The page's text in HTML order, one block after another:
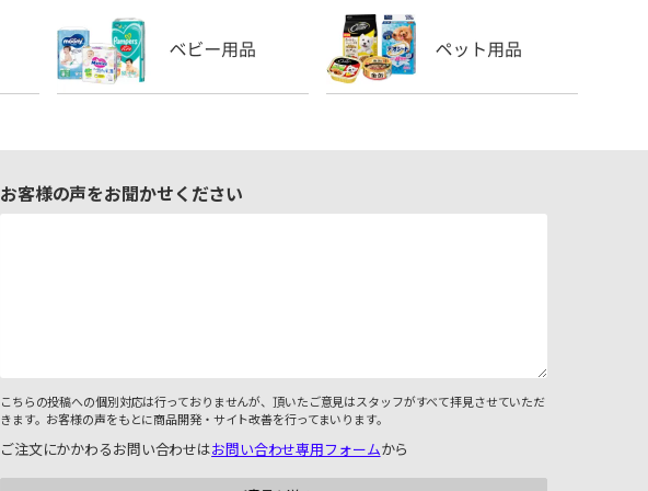
お客様の声をお聞かせください
こちらの投稿への個別対応は行っておりませんが、頂いたご意見はスタッフがすべて拝見させていただ
きます。お客様の声をもとに商品開発・サイト改善を行ってまいります。
ご注文にかかわるお問い合わせはお問い合わせ専用フォームから